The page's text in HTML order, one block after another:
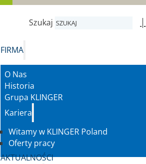
Szukaj |
FIRMA
O Nas
Historia
Grupa KLINGER
Kariera
Witamy w KLINGER Poland
Oferty pracy
AKTUALNOŚCI